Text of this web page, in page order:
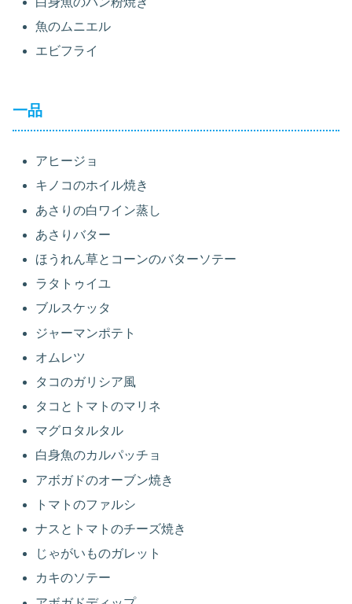
魚のムニエル
エビフライ
一品
アヒージョ
キノコのホイル焼き
あさりの白ワイン蒸し
あさりバター
ほうれん草とコーンのバターソテー
ラタトゥイユ
ブルスケッタ
ジャーマンポテト
オムレツ
タコのガリシア風
タコとトマトのマリネ
マグロタルタル
白身魚のカルパッチョ
アボガドのオーブン焼き
トマトのファルシ
ナスとトマトのチーズ焼き
じゃがいものガレット
カキのソテー